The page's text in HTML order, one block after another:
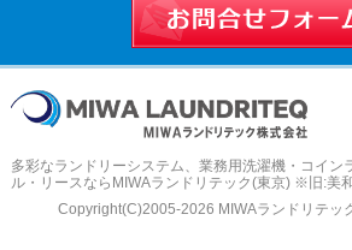
多彩なランドリーシステム、 業務用洗濯機・コイン
ル・リースならMIWAランドリテック(東京) ※旧:美
Copyright(C)2005-2026 MIWAランドリテッ